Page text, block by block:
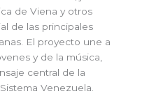
de Viena y otros
de las principales
El proyecto une a
y de la música,
central de la
Venezuela.